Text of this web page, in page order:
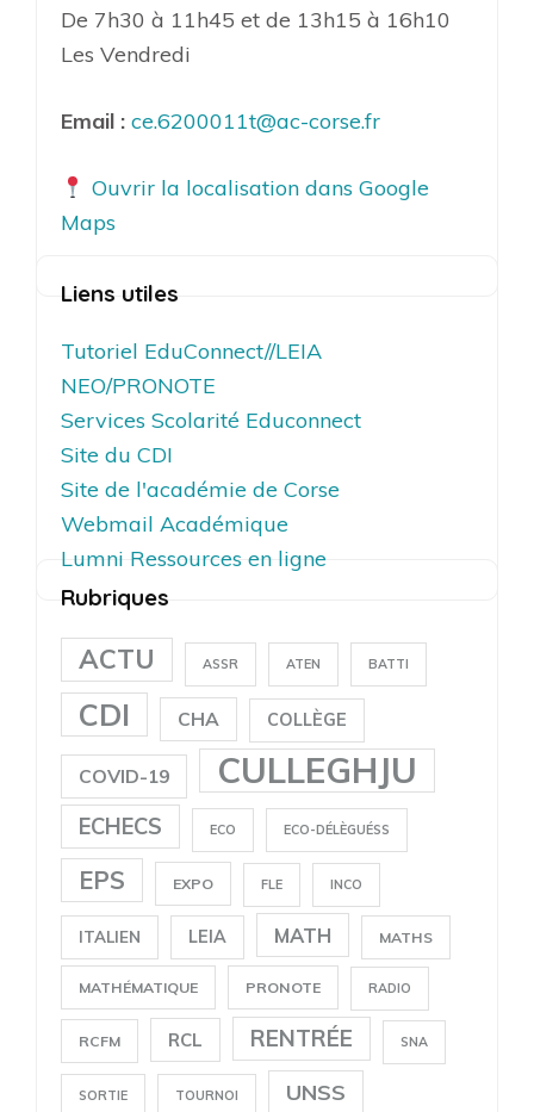
De 7h30 à 11h45 et de 13h15 à 16h10
Les Vendredi
Email : ce.6200011t@ac-corse.fr
Ouvrir la localisation dans Google
Maps
Liens utiles
Tutoriel EduConnect//LEIA
NEO/PRONOTE
Services Scolarité Educonnect
Site du CDI
Site de l'académie de Corse
Webmail Académique
Lumni Ressources en ligne
Rubriques
ACTU ASSR ATEN BATTI
CDI CHA COLLÈGE
COVID-19 CULLEGHJU
ECHECS ECO ECO-DÉLÈGUÉSS
EPS EXPO FLE INCO
ITALIEN LEIA MATH MATHS
MATHÉMATIQUE PRONOTE RADIO
RCFM RCL RENTRÉE SNA
SORTIE TOURNOI UNSS